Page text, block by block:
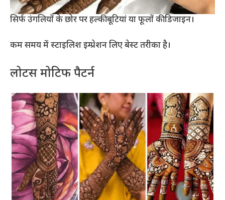
सिर्फ उंगलियों के छोर पर हल्की बूटियां या फूलों की डिजाइन।
कम समय में स्टाइलिश इम्प्रेशन लिए बेस्ट तरीका है।
लोटस मोटिफ पैटर्न